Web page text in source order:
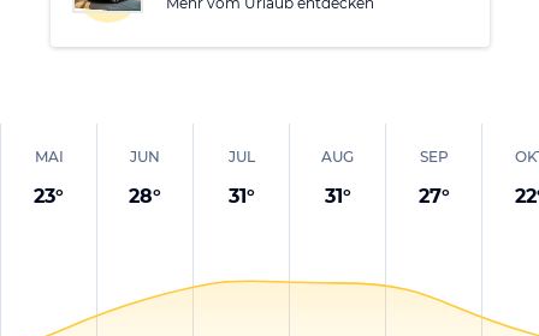
MAI
23°
JUN
28°
JUL
31°
AUG
31°
SEP
27° 22